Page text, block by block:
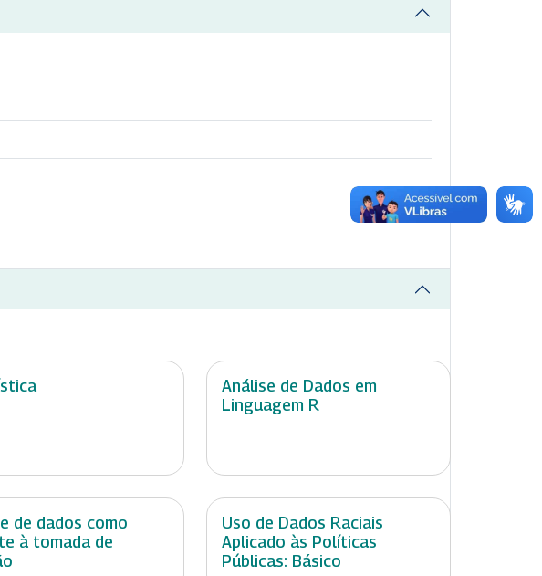
Análise de Dados em
Linguagem R
de dados como
à tomada de
Uso de Dados Raciais
Aplicado às Políticas
Públicas: Básico